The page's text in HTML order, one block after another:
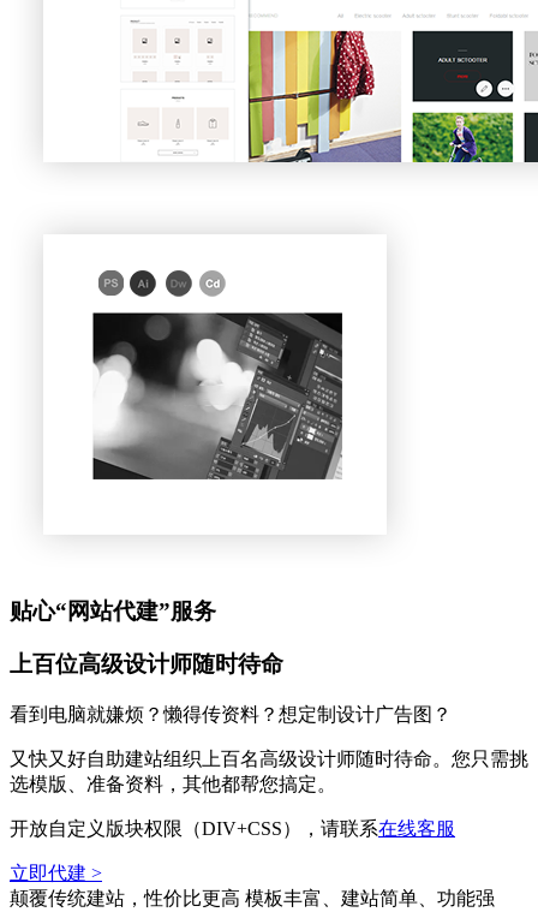
贴心“网站代建”服务
上百位高级设计师随时待命
看到电脑就嫌烦？懒得传资料？想定制设计广告图？
又快又好自助建站组织上百名高级设计师随时待命。您只需挑
选模版、准备资料，其他都帮您搞定。
开放自定义版块权限（DIV+CSS），请联系在线客服
立即代建 >
颠覆传统建站，性价比更高 模板丰富、建站简单、功能强